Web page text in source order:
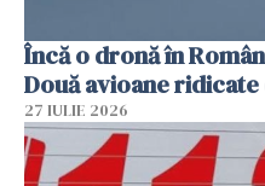
Încă o dronă în
Două avioane ridicate
27 IULIE 2026